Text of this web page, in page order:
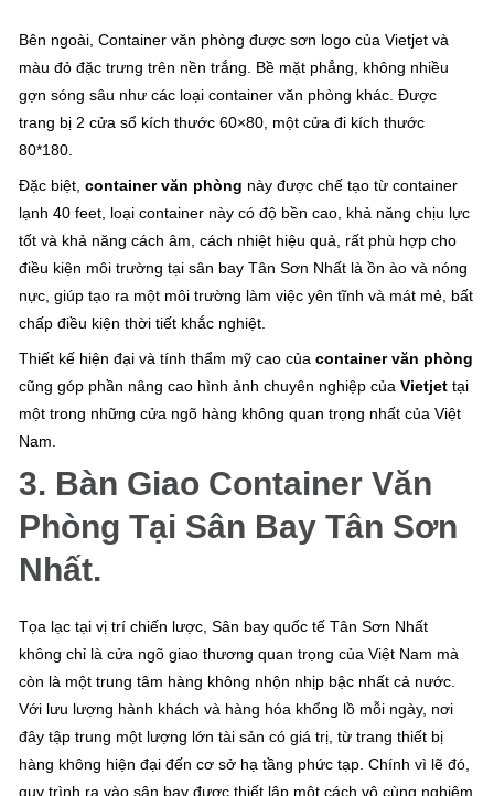
Bên ngoài, Container văn phòng được sơn logo của Vietjet và
màu đỏ đặc trưng trên nền trắng. Bề mặt phẳng, không nhiều
gợn sóng sâu như các loại container văn phòng khác. Được
trang bị 2 cửa sổ kích thước 60×80, một cửa đi kích thước
80*180.
Đặc biệt,container văn phòng này được chế tạo từ container
lạnh 40 feet, loại container này có độ bền cao, khả năng chịu lực
tốt và khả năng cách âm, cách nhiệt hiệu quả, rất phù hợp cho
điều kiện môi trường tại sân bay Tân Sơn Nhất là ồn ào và nóng
nực, giúp tạo ra một môi trường làm việc yên tĩnh và mát mẻ, bất
chấp điều kiện thời tiết khắc nghiệt.
Thiết kế hiện đại và tính thẩm mỹ cao củacontainer văn phòng
cũng góp phần nâng cao hình ảnh chuyên nghiệp củaVietjet tại
một trong những cửa ngõ hàng không quan trọng nhất của Việt
Nam.
3. Bàn Giao Container Văn
Phòng Tại Sân Bay Tân Sơn
Nhất.
Tọa lạc tại vị trí chiến lược, Sân bay quốc tế Tân Sơn Nhất
không chỉ là cửa ngõ giao thương quan trọng của Việt Nam mà
còn là một trung tâm hàng không nhộn nhịp bậc nhất cả nước.
Với lưu lượng hành khách và hàng hóa khổng lồ mỗi ngày, nơi
đây tập trung một lượng lớn tài sản có giá trị, từ trang thiết bị
hàng không hiện đại đến cơ sở hạ tầng phức tạp. Chính vì lẽ đó,
quy trình ra vào sân bay được thiết lập một cách vô cùng nghiêm